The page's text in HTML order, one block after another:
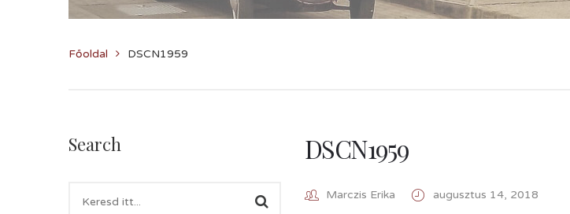
Főoldal DSCN1959
Search DSCN1959
Marczis Erika augusztus 14, 2018